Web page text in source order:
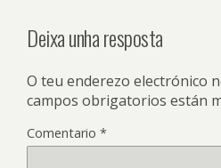
Deixa unha resposta
O teu enderezo electrónico
campos obrigatorios están
Comentario *